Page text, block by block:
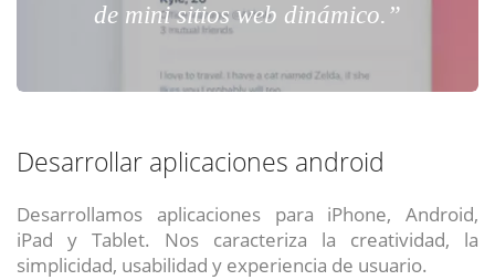
de mini sitios web dinámico.”
Desarrollar aplicaciones android
Desarrollamos aplicaciones para iPhone, Android,
iPad y Tablet. Nos caracteriza la creatividad, la
simplicidad, usabilidad y experiencia de usuario.